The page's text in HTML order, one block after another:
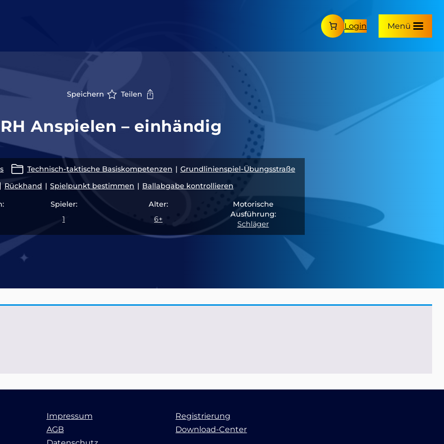
Login Menü
Speichern Teilen
RH Anspielen – einhändig
Technisch-taktische Basiskompetenzen | Grundlinienspiel-Übungsstraße
Rückhand | Spielpunkt bestimmen | Ballabgabe kontrollieren
Spieler:
1
Alter:
6+
Motorische
Ausführung:
Schläger
Impressum
AGB
Registrierung
Download-Center